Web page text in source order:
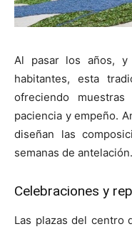
Al pasar los años,
habitantes, esta
ofreciendo
paciencia y empeño.
diseñan las
semanas de
Celebraciones y
Las plazas del centro